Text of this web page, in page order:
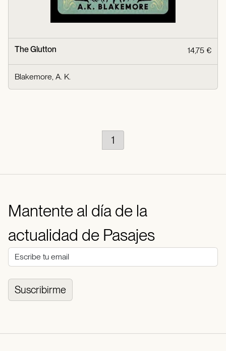
The Glutton 14,75 €
Blakemore, A. K.
1
Mantente al día de la
actualidad de Pasajes
Suscribirme